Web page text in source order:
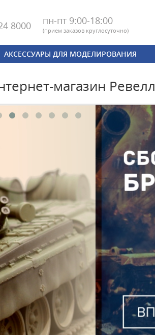
8000 пн-пт 9:00-18:00
(прием заказов круглосуточно)
АКСЕССУАРЫ ДЛЯ МОДЕЛИРОВАНИЯ
магазин Ревелл